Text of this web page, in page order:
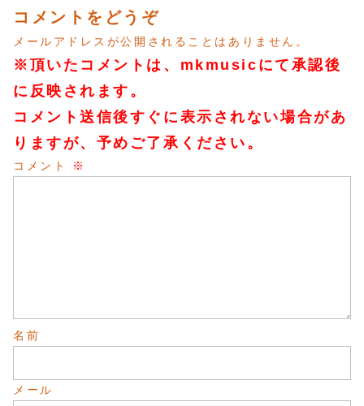
コメントをどうぞ
メールアドレスが公開されることはありません。
※頂いたコメントは、mkmusicにて承認後
に反映されます。
コメント送信後すぐに表示されない場合があ
りますが、予めご了承ください。
コメント ※
名前
メール